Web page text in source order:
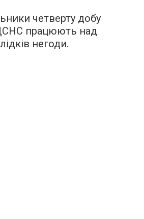
четверту добу
працюють над
негоди.